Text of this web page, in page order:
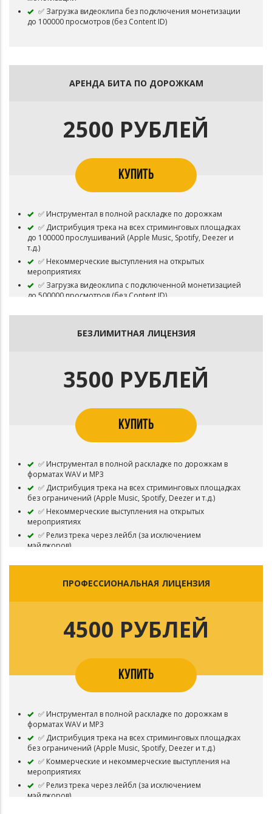
✅ Загрузка видеоклипа без подключения монетизации
до 100000 просмотров (без Content ID)
АРЕНДА БИТА ПО ДОРОЖКАМ
2500 РУБЛЕЙ
КУПИТЬ
✅ Инструментал в полной раскладке по дорожкам
✅ Дистрибуция трека на всех стриминговых площадках
до 100000 прослушиваний (Apple Music, Spotify, Deezer и
т.д.)
✅ Некоммерческие выступления на открытых
мероприятиях
✅ Загрузка видеоклипа с подключенной монетизацией
до 500000 просмотров (без Content ID)
БЕЗЛИМИТНАЯ ЛИЦЕНЗИЯ
3500 РУБЛЕЙ
КУПИТЬ
✅ Инструментал в полной раскладке по дорожкам в
форматах WAV и MP3
✅ Дистрибуция трека на всех стриминговых площадках
без ограничений (Apple Music, Spotify, Deezer и т.д.)
✅ Некоммерческие выступления на открытых
мероприятиях
✅ Релиз трека через лейбл (за исключением
мэйджоров)
без ограничений (без Content ID)
ПРОФЕССИОНАЛЬНАЯ ЛИЦЕНЗИЯ
4500 РУБЛЕЙ
КУПИТЬ
✅ Инструментал в полной раскладке по дорожкам в
форматах WAV и MP3
✅ Дистрибуция трека на всех стриминговых площадках
без ограничений (Apple Music, Spotify, Deezer и т.д.)
✅ Коммерческие и некоммерческие выступления на
мероприятиях
✅ Релиз трека через лейбл (за исключением
мэйджоров)